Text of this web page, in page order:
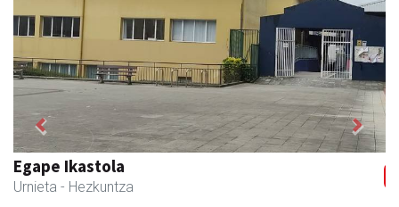
Egape Ikastola
Urnieta - Hezkuntza
Previous Next